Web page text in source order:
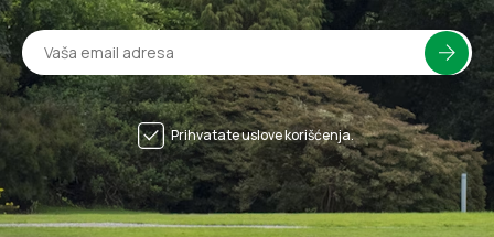
Prihvatate uslove korišćenja.